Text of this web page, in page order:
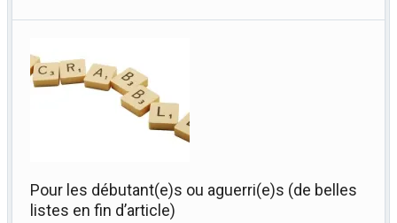
Pour les débutant(e)s ou aguerri(e)s (de belles
listes en fin d’article)